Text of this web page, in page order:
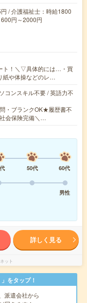
/ 介護福祉士：時給1800
円～2000円
ト！＼▽具体的には…・買
紙や体操などのレ…
コンスキル不要 / 英語力不
・ブランクOK★履歴書不
会保険完備＼…
50代
60代
男性
詳しく見る
ット
をタップ！
派遣会社から